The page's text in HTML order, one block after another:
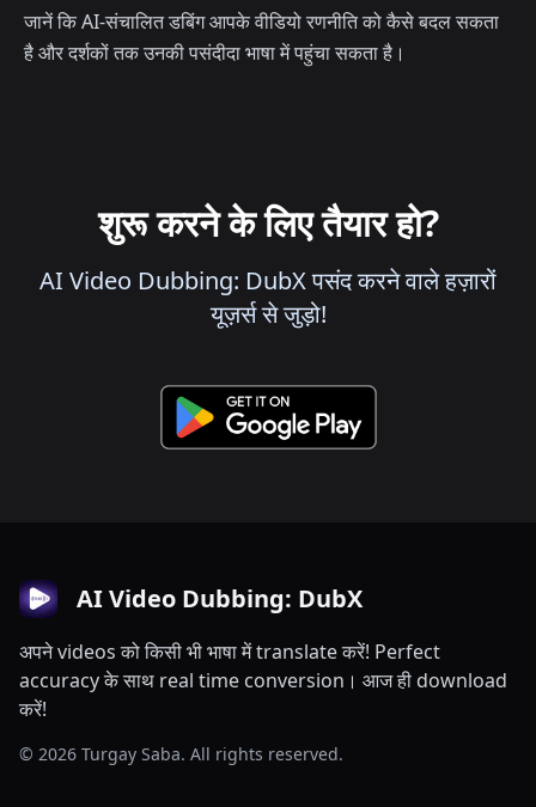
जानें कि AI-संचालित डबिंग आपके वीडियो रणनीति को कैसे बदल सकता
है और दर्शकों तक उनकी पसंदीदा भाषा में पहुंचा सकता है।
शुरू करने के लिए तैयार हो?
AI Video Dubbing: DubX पसंद करने वाले हज़ारों
यूज़र्स से जुड़ो!
AI Video Dubbing: DubX
अपने videos को किसी भी भाषा में translate करें! Perfect
accuracy के साथ real time conversion। आज ही download
करें!
© 2026 Turgay Saba. All rights reserved.